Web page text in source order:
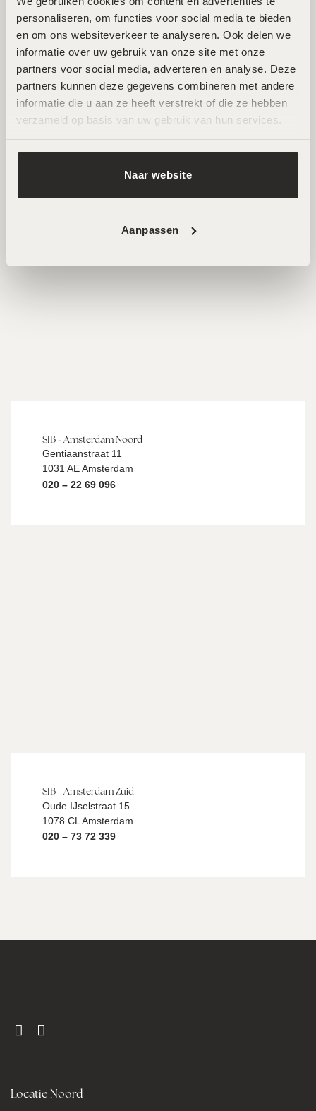
personaliseren, om functies voor social media te bieden
en om ons websiteverkeer te analyseren. Ook delen we
informatie over uw gebruik van onze site met onze
partners voor social media, adverteren en analyse. Deze
partners kunnen deze gegevens combineren met andere
informatie die u aan ze heeft verstrekt of die ze hebben
verzameld op basis van uw gebruik van hun services.
Naar website
Aanpassen
Wij ontvangen je graag in een van onze twee
hoogwaardige salons in Amsterdam Noord en Zuid. Hier
werken ervaren specialisten met de nieuwste technieken
voor huidverbetering. Beide locaties zijn goed bereikbaar
AFSPRAAK MAKEN
SIB - Amsterdam Noord
Gentiaanstraat 11
1031 AE Amsterdam
020 – 22 69 096
SIB - Amsterdam Zuid
Oude IJselstraat 15
1078 CL Amsterdam
020 – 73 72 339
Locatie Noord